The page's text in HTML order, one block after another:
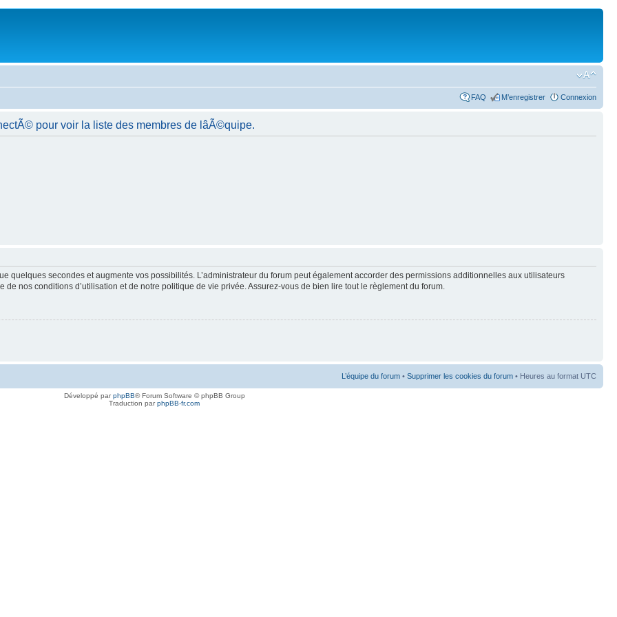
FAQ M’enregistrer Connexion
pour voir la liste des membres de lâÃ©quipe.
quelques secondes et augmente vos possibilités. L’administrateur du forum peut également accorder des permissions additionnelles aux utilisateurs
nos conditions d’utilisation et de notre politique de vie privée. Assurez-vous de bien lire tout le règlement du forum.
L’équipe du forum • Supprimer les cookies du forum • Heures au format UTC
Développé parphpBB® Forum Software © phpBB Group
Traduction parphpBB-fr.com